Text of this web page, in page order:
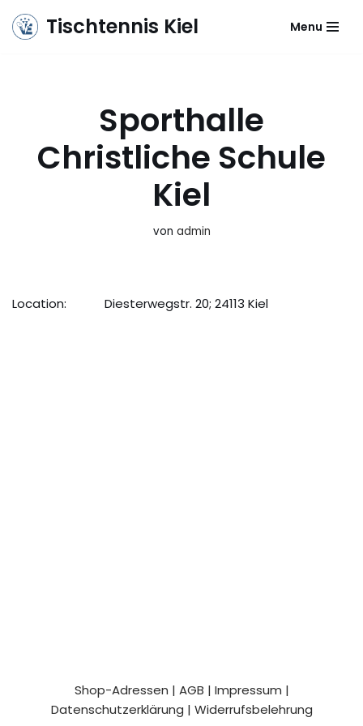
Zum
Tischtennis Kiel Menu
Sporthalle
Christliche Schule
Kiel
von admin
Location: Diesterwegstr. 20; 24113 Kiel
Shop-Adressen | AGB | Impressum |
Datenschutzerklärung | Widerrufsbelehrung